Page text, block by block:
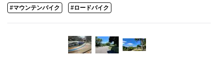
#マウンテンバイク #ロードバイク